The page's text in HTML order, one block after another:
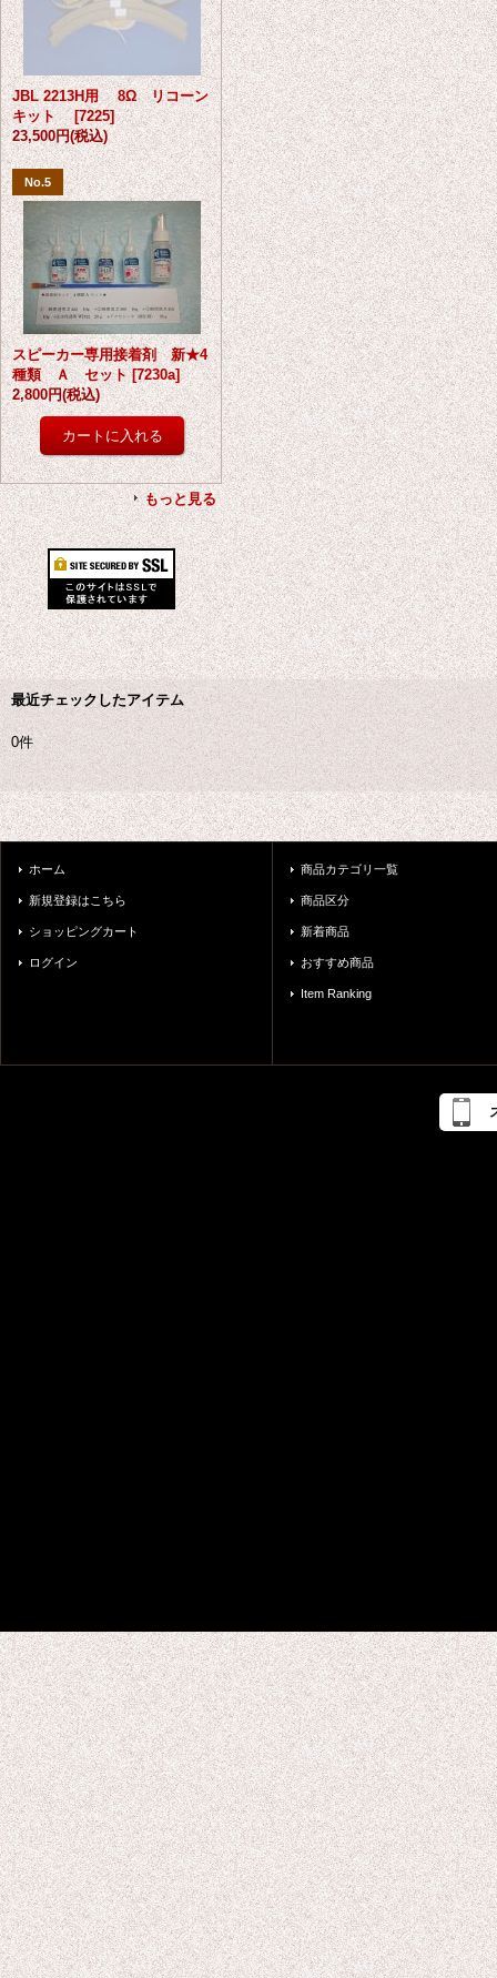
JBL 2213H用 8Ω リコーン
キット [7225]
23,500円(税込)
No.5
スピーカー専用接着剤 新★4
種類 Ａ セット [7230a]
2,800円(税込)
もっと見る
最近チェックしたアイテム
0件
ホーム
新規登録はこちら
ショッピングカート
ログイン
商品カテゴリ一覧
商品区分
新着商品
おすすめ商品
Item Ranking